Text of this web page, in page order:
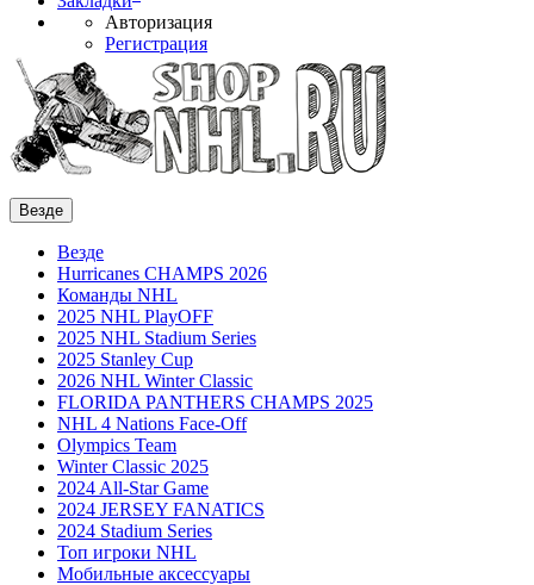
Авторизация
Регистрация
Везде
Везде
Hurricanes CHAMPS 2026
Команды NHL
2025 NHL PlayOFF
2025 NHL Stadium Series
2025 Stanley Cup
2026 NHL Winter Classic
FLORIDA PANTHERS CHAMPS 2025
NHL 4 Nations Face-Off
Olympics Team
Winter Classic 2025
2024 All-Star Game
2024 JERSEY FANATICS
2024 Stadium Series
Топ игроки NHL
Мобильные аксессуары